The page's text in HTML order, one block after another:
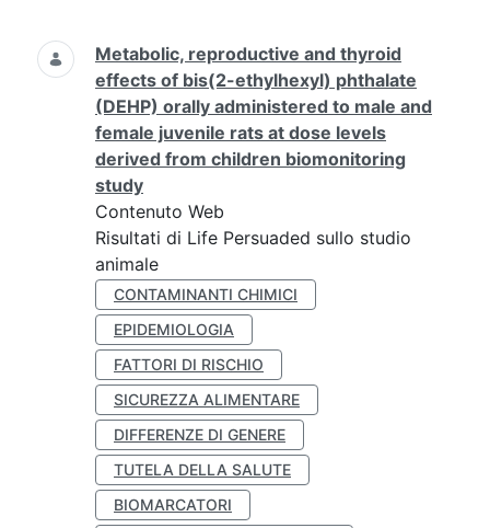
Ricerca
Metabolic, reproductive and thyroid
effects of bis(2-ethylhexyl) phthalate
(DEHP) orally administered to male and
female juvenile rats at dose levels
derived from children biomonitoring
study
Contenuto Web
Risultati di Life Persuaded sullo studio
animale
CONTAMINANTI CHIMICI
EPIDEMIOLOGIA
FATTORI DI RISCHIO
SICUREZZA ALIMENTARE
DIFFERENZE DI GENERE
TUTELA DELLA SALUTE
BIOMARCATORI